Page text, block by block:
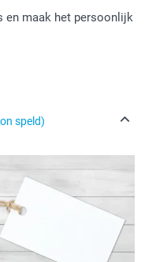
en maak het persoonlijk
speld)